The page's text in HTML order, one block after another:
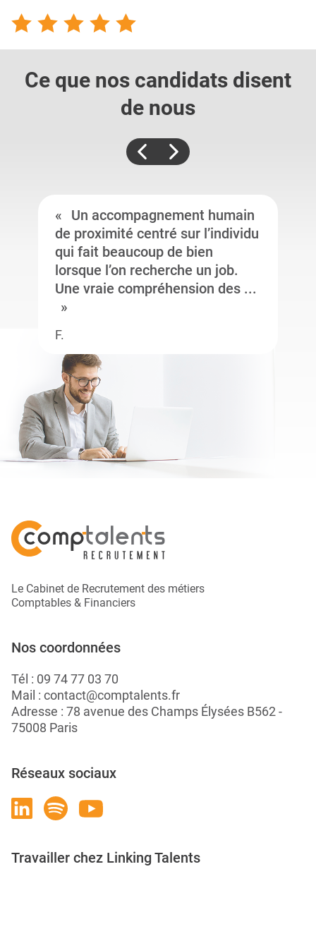
Ce que nos candidats disent
de nous
Un accompagnement humain
de proximité centré sur l’individu
qui fait beaucoup de bien
lorsque l’on recherche un job.
Une vraie compréhension des ...
F.
Le Cabinet de Recrutement des métiers
Comptables & Financiers
Nos coordonnées
Tél : 09 74 77 03 70
Mail : contact@comptalents.fr
Adresse : 78 avenue des Champs Élysées B562 -
75008 Paris
Réseaux sociaux
Travailler chez Linking Talents